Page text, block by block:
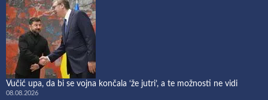
Vučić upa, da bi se vojna končala ‘že jutri’, a te možnosti ne vidi
08.08.2026